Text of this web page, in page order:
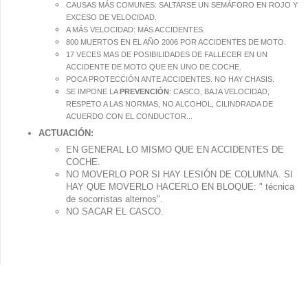
CAUSAS MÁS COMUNES: SALTARSE UN SEMÁFORO EN ROJO Y
EXCESO DE VELOCIDAD.
A MÁS VELOCIDAD: MÁS ACCIDENTES.
800 MUERTOS EN EL AÑO 2006 POR ACCIDENTES DE MOTO.
17 VECES MAS DE POSIBILIDADES DE FALLECER EN UN
ACCIDENTE DE MOTO QUE EN UNO DE COCHE.
POCA PROTECCIÓN ANTE ACCIDENTES. NO HAY CHASIS.
SE IMPONE LA PREVENCIÓN : CASCO, BAJA VELOCIDAD,
RESPETO A LAS NORMAS, NO ALCOHOL, CILINDRADA DE
ACUERDO CON EL CONDUCTOR...
ACTUACIÓN:
EN GENERAL LO MISMO QUE EN ACCIDENTES DE
COCHE.
NO MOVERLO POR SI HAY LESIÓN DE COLUMNA. SI
HAY QUE MOVERLO HACERLO EN BLOQUE: " técnica
de socorristas alternos".
NO SACAR EL CASCO.